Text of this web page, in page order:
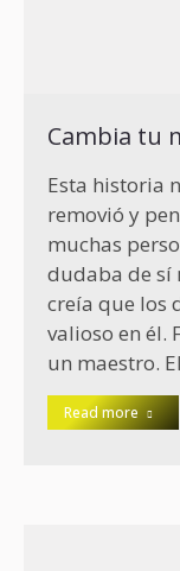
Cambia tu
Esta historia
removió y
muchas
dudaba de sí
creía que los
valioso en él.
un maestro.
Read more